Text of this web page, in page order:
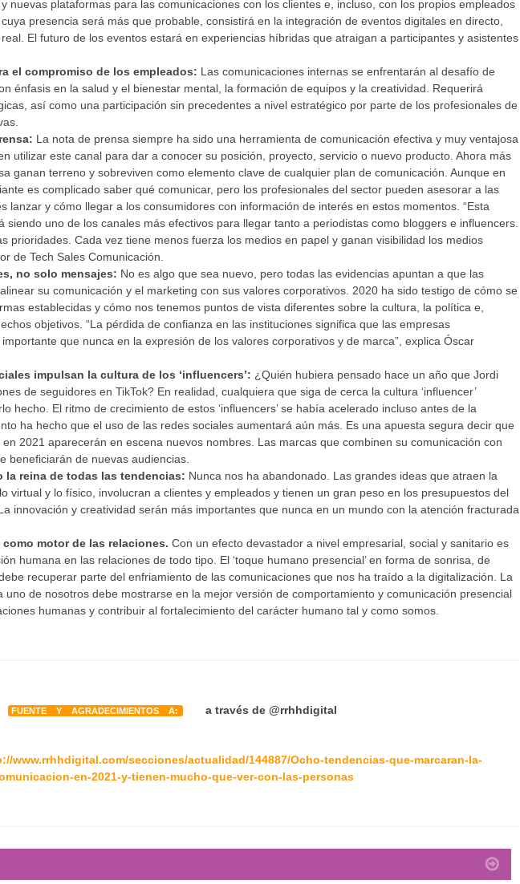
nuevas plataformas para las comunicaciones con los clientes e, incluso, con los propios empleados
presencia será más que probable, consistirá en la integración de eventos digitales en directo,
El futuro de los eventos estará en experiencias híbridas que atraigan a participantes y asistentes
el compromiso de los empleados: Las comunicaciones internas se enfrentarán al desafío de
énfasis en la salud y el bienestar mental, la formación de equipos y la creatividad. Requerirá
así como una participación sin precedentes a nivel estratégico por parte de los profesionales de
La nota de prensa siempre ha sido una herramienta de comunicación efectiva y muy ventajosa
utilizar este canal para dar a conocer su posición, proyecto, servicio o nuevo producto. Ahora más
ganan terreno y sobreviven como elemento clave de cualquier plan de comunicación. Aunque en
es complicado saber qué comunicar, pero los profesionales del sector pueden asesorar a las
lanzar y cómo llegar a los consumidores con información de interés en estos momentos. “Esta
siendo uno de los canales más efectivos para llegar tanto a periodistas como bloggers e influencers.
prioridades. Cada vez tiene menos fuerza los medios en papel y ganan visibilidad los medios
de Tech Sales Comunicación.
no solo mensajes: No es algo que sea nuevo, pero todas las evidencias apuntan a que las
su comunicación y el marketing con sus valores corporativos. 2020 ha sido testigo de cómo se
establecidas y cómo nos tenemos puntos de vista diferentes sobre la cultura, la política e,
objetivos. “La pérdida de confianza en las instituciones significa que las empresas
que nunca en la expresión de los valores corporativos y de marca”, explica Óscar
impulsan la cultura de los ‘influencers’: ¿Quién hubiera pensado hace un año que Jordi
de seguidores en TikTok? En realidad, cualquiera que siga de cerca la cultura ‘influencer’
hecho. El ritmo de crecimiento de estos ‘influencers’ se había acelerado incluso antes de la
ha hecho que el uso de las redes sociales aumentará aún más. Es una apuesta segura decir que
2021 aparecerán en escena nuevos nombres. Las marcas que combinen su comunicación con
beneficiarán de nuevas audiencias.
reina de todas las tendencias: Nunca nos ha abandonado. Las grandes ideas que atraen la
virtual y lo físico, involucran a clientes y empleados y tienen un gran peso en los presupuestos del
innovación y creatividad serán más importantes que nunca en un mundo con la atención fracturada
motor de las relaciones. Con un efecto devastador a nivel empresarial, social y sanitario es
humana en las relaciones de todo tipo. El ‘toque humano presencial’ en forma de sonrisa, de
recuperar parte del enfriamiento de las comunicaciones que nos ha traído a la digitalización. La
uno de nosotros debe mostrarse en la mejor versión de comportamiento y comunicación presencial
humanas y contribuir al fortalecimiento del carácter humano tal y como somos.
FUENTE Y AGRADECIMIENTOS A: a través de @rrhhdigital
www.rrhhdigital.com/secciones/actualidad/144887/Ocho-tendencias-que-marcaran-la-
en-2021-y-tienen-mucho-que-ver-con-las-personas